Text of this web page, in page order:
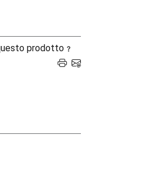
prodotto